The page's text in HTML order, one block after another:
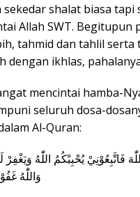
sekedar shalat biasa tapi
Allah SWT. Begitupun
tahmid dan tahlil
dengan ikhlas,
mencintai hamba-
seluruh dosa-
Al-Quran:
فَاتَّبِعُوْنِيْ يُحْبِبْكُمُ اللّٰهُ
وَاللّٰهُ